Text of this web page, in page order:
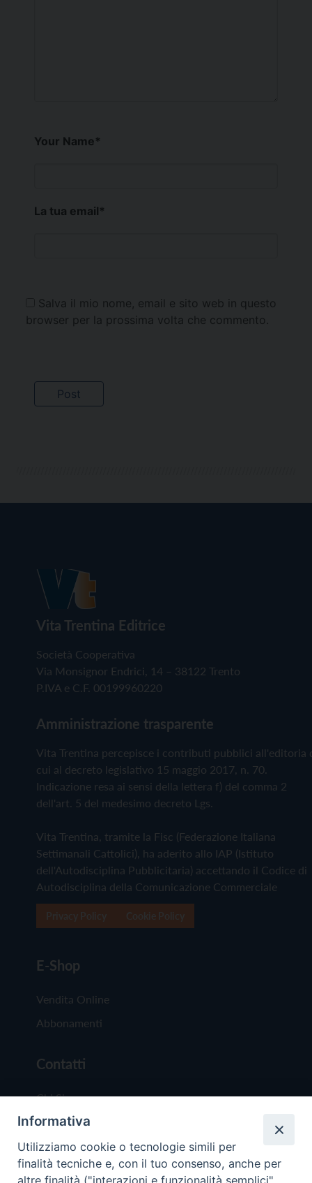
Your Name*
La tua email*
Salva il mio nome, email e sito web in questo
browser per la prossima volta che commento.
Vita Trentina Editrice
Società Cooperativa
Via Monsignor Endrici, 14 – 38122 Trento
P.IVA e C.F. 00199960220
Amministrazione trasparente
Vita Trentina percepisce i contributi pubblici all'editoria
cui al decreto legislativo 15 maggio 2017, n. 70.
Indicazione resa ai sensi della lettera f) del comma 2
dell'art. 5 del medesimo decreto Lgs.
Vita Trentina, tramite la Fisc (Federazione Italiana
Settimanali Cattolici), ha aderito allo IAP (Istituto
dell'Autodisciplina Pubblicitaria) accettando il Codice di
Autodisciplina della Comunicazione Commerciale
E-Shop
Vendita Online
Abbonamenti
Contatti
Chi Siamo
Redazione
Scrivici
Informativa
Utilizziamo cookie o tecnologie simili per
finalità tecniche e, con il tuo consenso, anche per